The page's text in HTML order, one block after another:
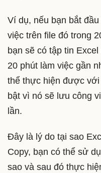
Ví dụ, nếu bạn bắt
việc trên file đó trong
bạn sẽ có tập tin
20 phút làm việc gần
thể thực hiện được
bật vì nó sẽ lưu công
lần.
Đây là lý do tại sao
Copy, bạn có thể sử
sao và sau đó thực